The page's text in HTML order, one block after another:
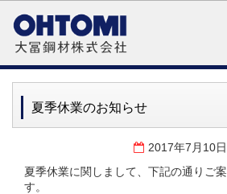
夏季休業のお知らせ
2017年7月10日
夏季休業に関しまして、下記の通りご
す。